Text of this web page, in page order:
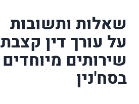
שאלות ותשובות
על עורך דין קצבת
שירותים מיוחדים
בסח'נין